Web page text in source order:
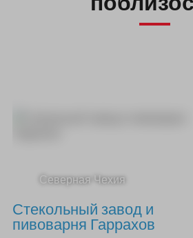
Северная Чехия
Стекольный завод и
пивоварня Гаррахов